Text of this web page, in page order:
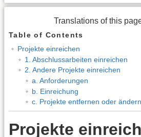
Translations of this
Table of Contents
Projekte einreichen
1. Abschlussarbeiten einreichen
2. Andere Projekte einreichen
a. Anforderungen
b. Einreichung
c. Projekte entfernen oder ändern
Projekte